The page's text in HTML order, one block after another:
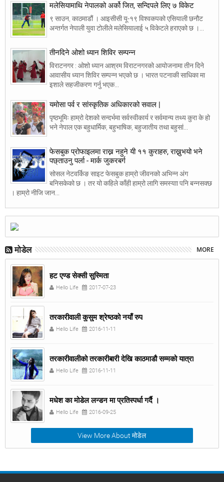
मलेसियामाथि नेपालको अर्को जित, सन्दिपले लिए ७ विकेट
९ साउन, काठमाडौं । आइसीसी यू-१९ विश्वकपको एसियाली छनौट
अन्तर्गत नेपाली युवा टोलीले मलेसियालाई ५ विकेटले हराएको छ ।...
तीनदिने ओशो ध्यान शिविर सम्पन्न
विराटनगर : ओशो ध्यान आश्रम विराटनगरको आयोजनामा तीन दिने
आवासीय ध्यान शिविर सम्पन्न भएको छ । भारत पटनाकी साधिका मा
इशाले सहजीकरण गर्नु भएक...
यमोसा पर्व र सांस्कृतिक अधिकारको सवाल |
पृष्ठभूमिः हाम्रो देशको सन्दर्भमा सर्वस्वीकार्य र सर्वमान्य तथ्य कुरा के हो
भने नेपाल एक बहुधार्मिक, बहुभाषिक, बहुजातीय तथा बहुसां...
फेसबुक प्रोफाइलमा राख्न नहुने यी ११ कुराहरु, राख्नुभयो भने
पछ्ताउनु पर्ला - मार्क जुकरबर्ग
सोसल नेटवर्किङ साइट फेसबुक हाम्रो जीवनको अभिन्न अंग
बनिसकेको छ । तर यो कहिले काँही हाम्रो लागि समस्याा पनि बन्नसक्छ
। हाम्रो नीजि जान...
मोडेल MORE
हट एण्ड सेक्सी सुस्मिता
Hello Life 2017-07-23
तरकारीवाली कुसुम श्रेष्ठको नयाँ रुप
Hello Life 2016-11-11
तरकारीवालीको तरकारीबारी देखि काठमाडौ सम्मको यात्रा
Hello Life 2016-11-11
मधेश का मोडेल लन्डन मा प्रतिस्पर्धा गर्दै ।
Hello Life 2016-09-25
View More About मोडेल